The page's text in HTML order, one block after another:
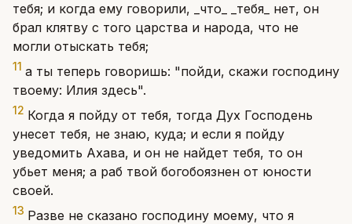
тебя; и когда ему говорили, _что_ _тебя_ нет, он
брал клятву с того царства и народа, что не
могли отыскать тебя;
11 а ты теперь говоришь: "пойди, скажи господину
твоему: Илия здесь".
12 Когда я пойду от тебя, тогда Дух Господень
унесет тебя, не знаю, куда; и если я пойду
уведомить Ахава, и он не найдет тебя, то он
убьет меня; а раб твой богобоязнен от юности
своей.
13 Разве не сказано господину моему, что я